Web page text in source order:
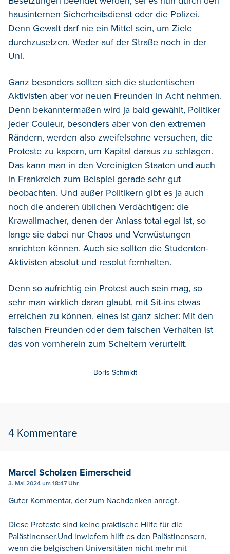
hausinternen Sicherheitsdienst oder die Polizei.
Denn Gewalt darf nie ein Mittel sein, um Ziele
durchzusetzen. Weder auf der Straße noch in der
Uni.
Ganz besonders sollten sich die studentischen
Aktivisten aber vor neuen Freunden in Acht nehmen.
Denn bekanntermaßen wird ja bald gewählt, Politiker
jeder Couleur, besonders aber von den extremen
Rändern, werden also zweifelsohne versuchen, die
Proteste zu kapern, um Kapital daraus zu schlagen.
Das kann man in den Vereinigten Staaten und auch
in Frankreich zum Beispiel gerade sehr gut
beobachten. Und außer Politikern gibt es ja auch
noch die anderen üblichen Verdächtigen: die
Krawallmacher, denen der Anlass total egal ist, so
lange sie dabei nur Chaos und Verwüstungen
anrichten können. Auch sie sollten die Studenten-
Aktivisten absolut und resolut fernhalten.
Denn so aufrichtig ein Protest auch sein mag, so
sehr man wirklich daran glaubt, mit Sit-ins etwas
erreichen zu können, eines ist ganz sicher: Mit den
falschen Freunden oder dem falschen Verhalten ist
das von vornherein zum Scheitern verurteilt.
Boris Schmidt
4 Kommentare
Marcel Scholzen Eimerscheid
3. Mai 2024 um 18:47 Uhr
Guter Kommentar, der zum Nachdenken anregt.
Diese Proteste sind keine praktische Hilfe für die
Palästinenser.Und inwiefern hilft es den Palästinensern,
wenn die belgischen Universitäten nicht mehr mit